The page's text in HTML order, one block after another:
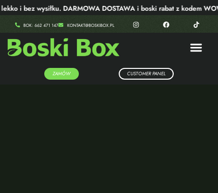
i bez wysiłku. DARMOWA DOSTAWA i boski rabat z kodem
BOK: 662 471 147 KONTAKT@BOSKIBOX.PL
ZAMÓW CUSTOMER PANEL